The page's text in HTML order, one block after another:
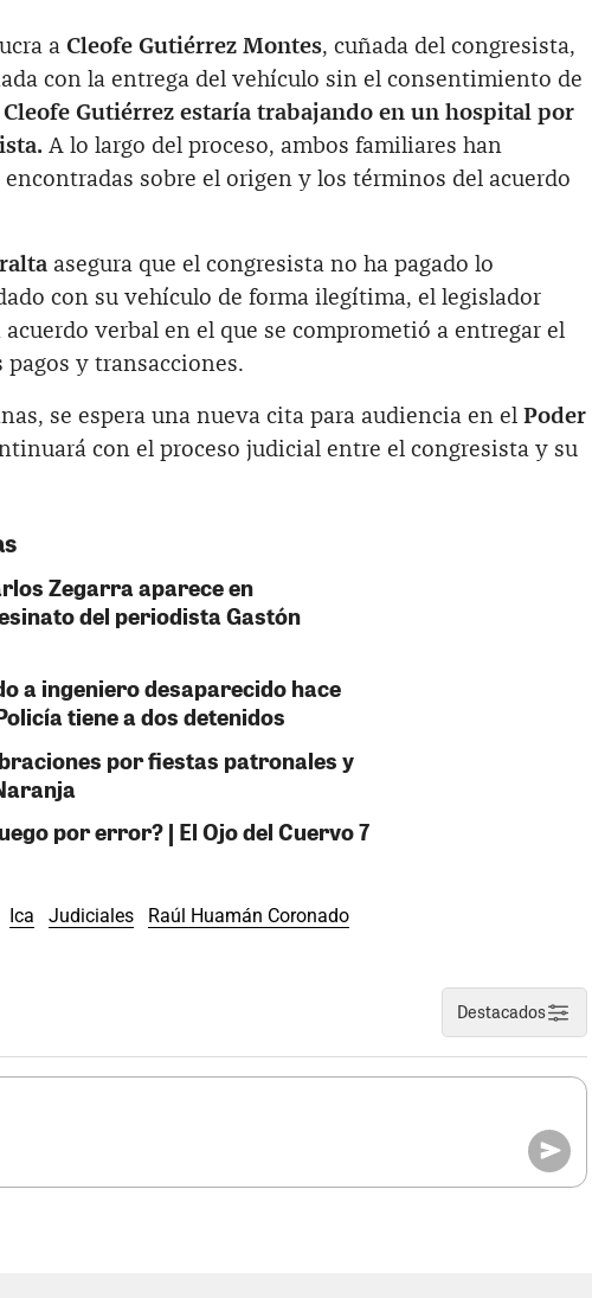
a Cleofe Gutiérrez Montes, cuñada del congresista,
con la entrega del vehículo sin el consentimiento de
Gutiérrez estaría trabajando en un hospital por
A lo largo del proceso, ambos familiares han
sobre el origen y los términos del acuerdo
asegura que el congresista no ha pagado lo
con su vehículo de forma ilegítima, el legislador
verbal en el que se comprometió a entregar el
y transacciones.
se espera una nueva cita para audiencia en el Poder
con el proceso judicial entre el congresista y su
Zegarra aparece en
del periodista Gastón
a ingeniero desaparecido hace
tiene a dos detenidos
por fiestas patronales y
por error? | El Ojo del Cuervo 7
Ica Judiciales Raúl Huamán Coronado
Destacados